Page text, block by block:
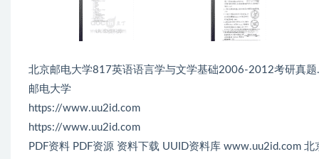
北京邮电大学817英语语言学与文学基础2006-2012考研真
邮电大学
https://www.uu2id.com
https://www.uu2id.com
PDF资料 PDF资源 资料下载 UUID资料库 www.uu2id.com